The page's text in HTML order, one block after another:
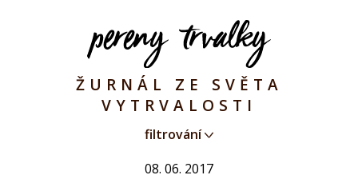
filtrování
ŽURNÁL ZE SVĚTA
VYTRVALOSTI
08. 06. 2017